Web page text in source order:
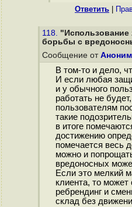
Ответить
118.
борьбы с
Сообщение от Аноним
В том-то и дело,
И если любая
и у обычного
работать не
пользователям
такие
в итоге
достижению
помечается весь
можно и
вредоносных
Если это мелкий
клиента, то может
ребрендинг и
склад без